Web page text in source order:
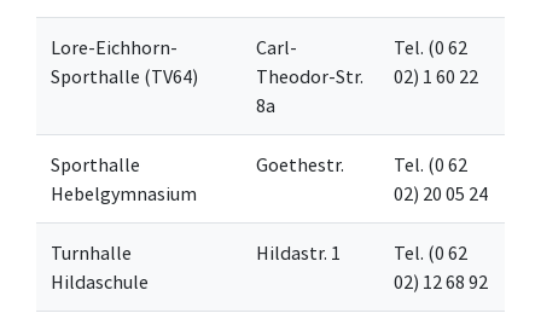
Lore-Eichhorn-
Sporthalle (TV64)
Carl-
Theodor-Str.
8a
Tel. (0 62
02) 1 60 22
Sporthalle
Hebelgymnasium
Goethestr.
Tel. (0 62
02) 20 05 24
Turnhalle
Hildaschule
Hildastr. 1
Tel. (0 62
02) 12 68 92